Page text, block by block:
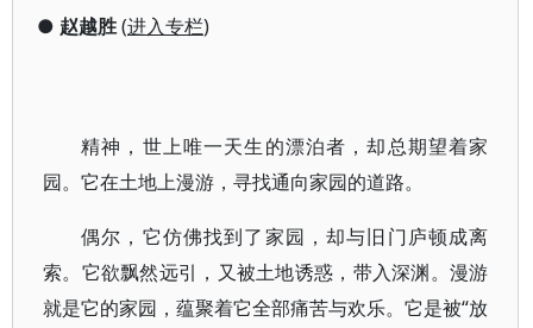
● 赵越胜(进入专栏)
精神，世上唯一天生的漂泊者，却总期望着家
园。它在土地上漫游，寻找通向家园的道路。
偶尔，它仿佛找到了家园，却与旧门庐顿成离
索。它欲飘然远引，又被土地诱惑，带入深渊。漫游
就是它的家园，蕴聚着它全部痛苦与欢乐。它是被“放